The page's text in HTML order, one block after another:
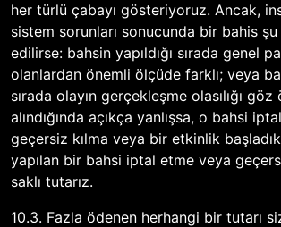
her türlü çabayı gösteriyoruz. Ancak,
sistem sorunları sonucunda bir bahis
edilirse: bahsin yapıldığı sırada genel
olanlardan önemli ölçüde farklı; veya
sırada olayın gerçekleşme olasılığı göz
alındığında açıkça yanlışsa, o bahsi
geçersiz kılma veya bir etkinlik
yapılan bir bahsi iptal etme veya
saklı tutarız.
10.3. Fazla ödenen herhangi bir tutarı